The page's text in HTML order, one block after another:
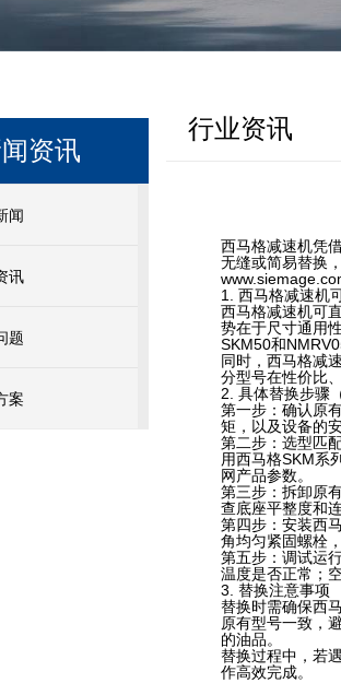
资讯
闻
讯
题
案
行业资讯
西马格减速机凭
无缝或简易替换
1. 西马格减速机
西马格减速机可
势在于尺寸通用
SKM50和
同时，西马格减
分型号在性价比
2. 具体替换步骤
第一步：确认原
矩，以及设备的
第二步：选型匹
用西马格SKM系
网产品参数。
第三步：拆卸原
查底座平整度和
第四步：安装西
角均匀紧固螺栓
第五步：调试运
温度是否正常；
3. 替换注意事项
替换时需确保西
原有型号一致，
的油品。
替换过程中，若
作高效完成。